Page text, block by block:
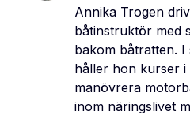
Annika Trogen
båtinstruktör med
bakom båtratten.
håller hon kurser i
manövrera
inom näringslivet